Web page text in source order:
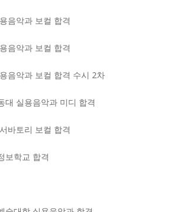
음악과 보컬 합격
음악과 보컬 합격
음악과 보컬 합격 수시 2차
대 실용음악과 미디 합격
바토리 보컬 합격
보학교 합격